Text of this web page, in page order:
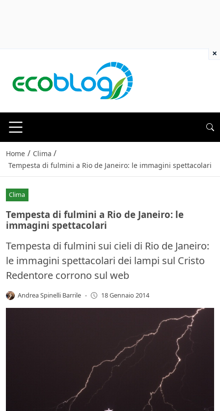
Home / Clima /
Tempesta di fulmini a Rio de Janeiro: le immagini spettacolari
Clima
Tempesta di fulmini a Rio de Janeiro: le
immagini spettacolari
Tempesta di fulmini sui cieli di Rio de Janeiro:
le immagini spettacolari dei lampi sul Cristo
Redentore corrono sul web
Andrea Spinelli Barrile - 18 Gennaio 2014
×